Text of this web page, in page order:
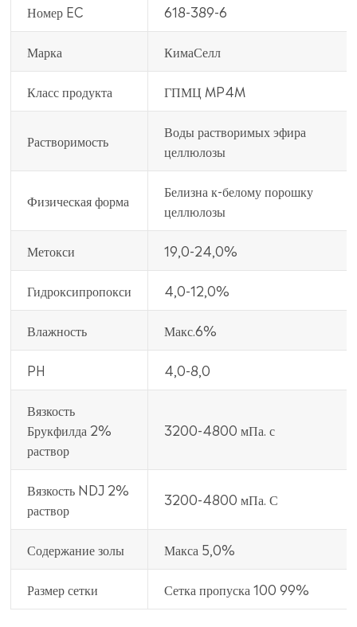
Номер EC 618-389-6
Марка КимаСелл
Класс продукта ГПМЦ MP4M
Растворимость
Воды растворимых эфира
целлюлозы
Физическая форма
Белизна к-белому порошку
целлюлозы
Метокси 19,0-24,0%
Гидроксипропокси 4,0-12,0%
Влажность Макс.6%
PH 4,0-8,0
Вязкость
Брукфилда 2%
раствор
3200-4800 мПа. с
Вязкость NDJ 2%
раствор
3200-4800 мПа. С
Содержание золы Макса 5,0%
Размер сетки Сетка пропуска 100 99%